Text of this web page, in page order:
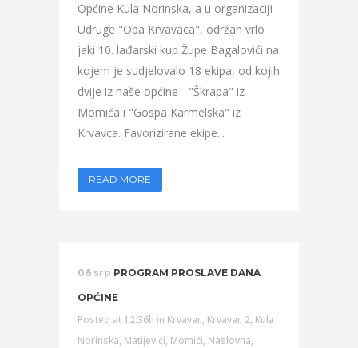
Općine Kula Norinska, a u organizaciji
Udruge "Oba Krvavaca", održan vrlo
jaki 10. lađarski kup Župe Bagalovići na
kojem je sudjelovalo 18 ekipa, od kojih
dvije iz naše općine - "Škrapa" iz
Momića i "Gospa Karmelska" iz
Krvavca. Favorizirane ekipe...
READ MORE
06 srp PROGRAM PROSLAVE DANA
OPĆINE
Posted at 12:36h in Krvavac, Krvavac 2, Kula
Norinska, Matijevići, Momići, Naslovna,